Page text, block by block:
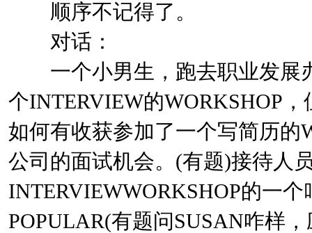
顺序不记得了。
对话：
一个小男生，跑去职业发展
个INTERVIEW的WORKSHOP
如何有收获参加了一个写简历的
公司的面试机会。(有题)接待人
INTERVIEWWORKSHOP的一
POPULAR(有题问SUSAN咋样